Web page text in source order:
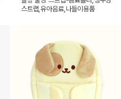
스트랩,유아음료,나들이용품